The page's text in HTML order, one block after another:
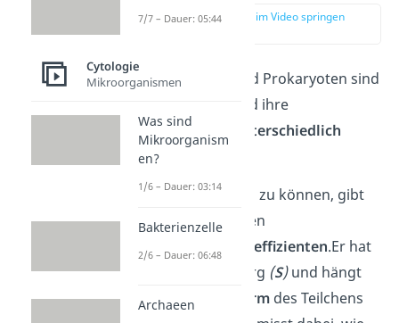
zur Stelle im Video springen
Bei Eukaryoten und Prokaryoten sind
die Ribosomen und ihre
Untereinheiten
unterschiedlich
groß.
Um sie vergleichen zu können, gibt
es den sogenannten
Sedimentationskoeffizienten.Er hat
die Einheit Svedberg (S)und hängt
vonMasse und Form des Teilchens
7/7 – Dauer: 05:44
Cytologie
Mikroorganismen
Was sind
Mikroorganism
en?
1/6 – Dauer: 03:14
Bakterienzelle
2/6 – Dauer: 06:48
Archaeen